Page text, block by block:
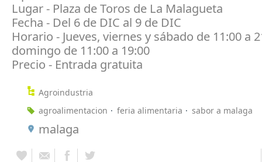
Lugar - Plaza de Toros de La Malagueta
Fecha - Del 6 de DIC al 9 de DIC
Horario - Jueves, viernes y sábado de 11:00 a
domingo de 11:00 a 19:00
Precio - Entrada gratuita
Agroindustria
agroalimentacion
feria alimentaria sabor a malaga
malaga